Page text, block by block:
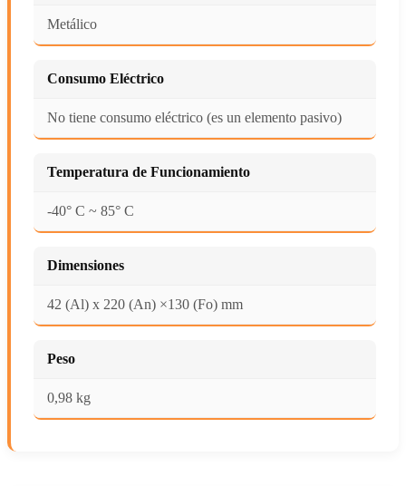
Metálico
Consumo Eléctrico
No tiene consumo eléctrico (es un elemento pasivo)
Temperatura de Funcionamiento
-40° C ~ 85° C
Dimensiones
42 (Al) x 220 (An) ×130 (Fo) mm
Peso
0,98 kg